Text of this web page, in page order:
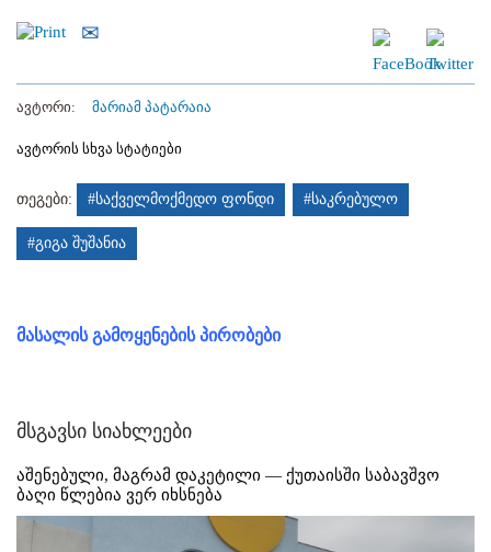
ავტორი: მარიამ პატარაია
ავტორის სხვა სტატიები
თეგები: #საქველმოქმედო ფონდი #საკრებულო
#გიგა შუშანია
მასალის გამოყენების პირობები
მსგავსი სიახლეები
აშენებული, მაგრამ დაკეტილი — ქუთაისში საბავშვო
ბაღი წლებია ვერ იხსნება